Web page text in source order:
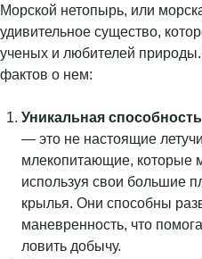
Морской нетопырь, или
удивительное существо,
ученых и любителей
фактов о нем:
Уникальная
— это не настоящие
млекопитающие, которые
используя свои большие
крылья. Они способны
маневренность, что
ловить добычу.